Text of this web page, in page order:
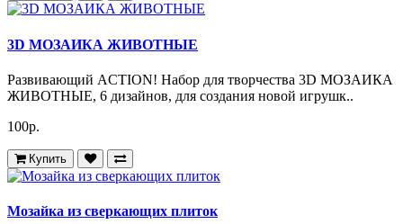
3D МОЗАИКА ЖИВОТНЫЕ
Развивающий ACTION! Набор для творчества 3D МОЗАИКА
ЖИВОТНЫЕ, 6 дизайнов, для создания новой игрушк..
100р.
Купить
Мозайка из сверкающих плиток